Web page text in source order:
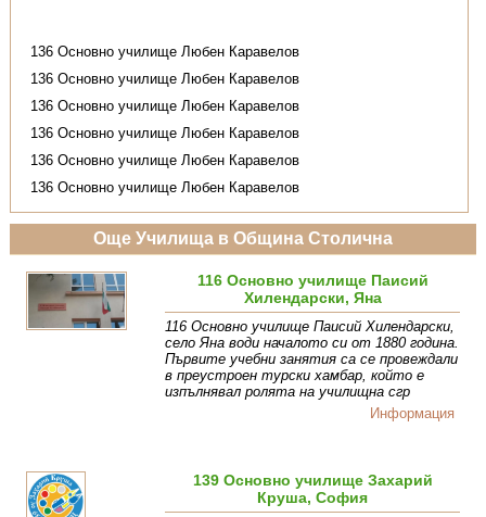
136 Основно училище Любен Каравелов
136 Основно училище Любен Каравелов
136 Основно училище Любен Каравелов
136 Основно училище Любен Каравелов
136 Основно училище Любен Каравелов
136 Основно училище Любен Каравелов
Още Училища в Община Столична
116 Основно училище Паисий
Хилендарски, Яна
116 Основно училище Паисий Хилендарски,
село Яна води началото си от 1880 година.
Първите учебни занятия са се провеждали
в преустроен турски хамбар, който е
изпълнявал ролята на училищна сгр
Информация
139 Основно училище Захарий
Круша, София